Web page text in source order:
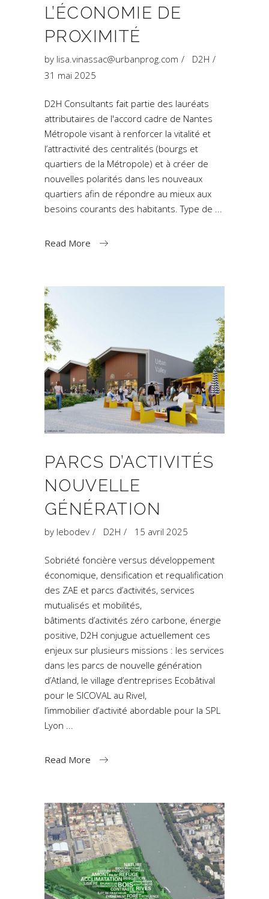
L’ÉCONOMIE DE
PROXIMITÉ
by lisa.vinassac@urbanprog.com
D2H
31 mai 2025
D2H Consultants fait partie des lauréats
attributaires de l'accord cadre de Nantes
Métropole visant à renforcer la vitalité et
l’attractivité des centralités (bourgs et
quartiers de la Métropole) et à créer de
nouvelles polarités dans les nouveaux
quartiers afin de répondre au mieux aux
besoins courants des habitants. Type de
Read More
PARCS D’ACTIVITÉS
NOUVELLE
GÉNÉRATION
by lebodev D2H 15 avril 2025
Sobriété foncière versus développement
économique, densification et requalification
des ZAE et parcs d’activités, services
mutualisés et mobilités,
bâtiments d’activités zéro carbone, énergie
positive, D2H conjugue actuellement ces
enjeux sur plusieurs missions : les services
dans les parcs de nouvelle génération
d’Atland, le village d’entreprises Ecobâtival
pour le SICOVAL au Rivel,
l’immobilier d’activité abordable pour la SPL
Lyon
Read More